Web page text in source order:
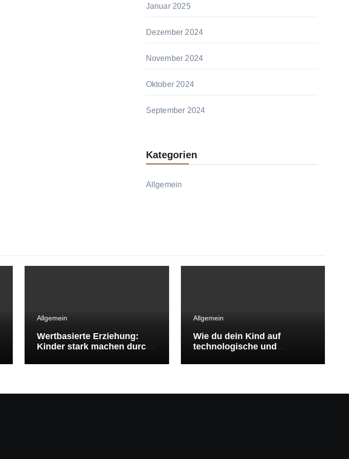
Januar 2025
Dezember 2024
November 2024
Oktober 2024
September 2024
Kategorien
Allgemein
Allgemein
Wertbasierte Erziehung:
Kinder stark machen durch
Allgemein
Wie du dein Kind auf
technologische und
Herausforderungen